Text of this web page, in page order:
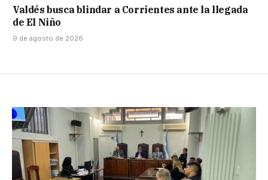
Valdés busca blindar a Corrientes ante la llegada
de El Niño
9 de agosto de 2026